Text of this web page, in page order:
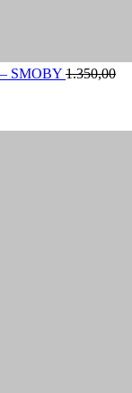
SMOBY 1.350,00